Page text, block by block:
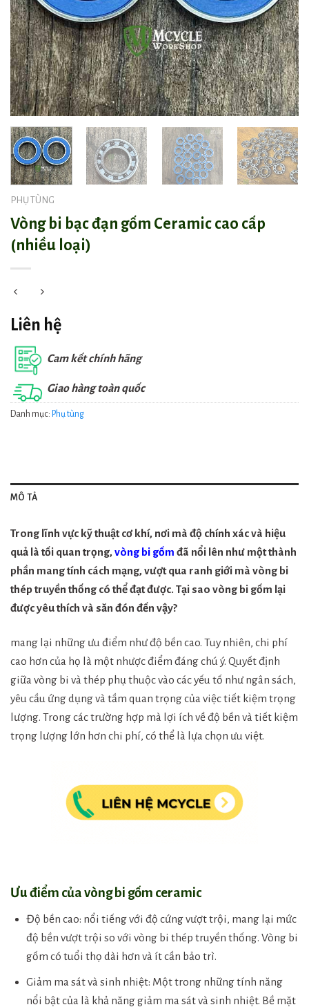
PHỤ TÙNG
Vòng bi bạc đạn gốm Ceramic cao cấp
(nhiều loại)
Liên hệ
Cam kết chính hãng
Giao hàng toàn quốc
Danh mục: Phụ tùng
MÔ TẢ
Trong lĩnh vực kỹ thuật cơ khí, nơi mà độ chính xác và hiệu
quả là tối quan trọng, vòng bi gốm đã nổi lên như một thành
phần mang tính cách mạng, vượt qua ranh giới mà vòng bi
thép truyền thống có thể đạt được. Tại sao vòng bi gốm lại
được yêu thích và săn đón đến vậy?
mang lại những ưu điểm như độ bền cao. Tuy nhiên, chi phí
cao hơn của họ là một nhược điểm đáng chú ý. Quyết định
giữa vòng bi và thép phụ thuộc vào các yếu tố như ngân sách,
yêu cầu ứng dụng và tầm quan trọng của việc tiết kiệm trọng
lượng. Trong các trường hợp mà lợi ích về độ bền và tiết kiệm
trọng lượng lớn hơn chi phí, có thể là lựa chọn ưu việt.
Ưu điểm của vòng bi gốm ceramic
Độ bền cao: nổi tiếng với độ cứng vượt trội, mang lại mức
độ bền vượt trội so với vòng bi thép truyền thống. Vòng bi
gốm có tuổi thọ dài hơn và ít cần bảo trì.
Giảm ma sát và sinh nhiệt: Một trong những tính năng
nổi bật của là khả năng giảm ma sát và sinh nhiệt. Bề mặt